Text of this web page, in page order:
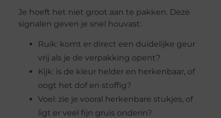
Je hoeft het niet groot aan te pakken. Deze
signalen geven je snel houvast:
Ruik: komt er direct een duidelijke geur
vrij als je de verpakking opent?
Kijk: is de kleur helder en herkenbaar, of
oogt het dof en stoffig?
Voel: zie je vooral herkenbare stukjes, of
ligt er veel fijn gruis onderin?